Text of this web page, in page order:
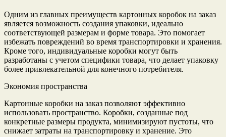
Одним из главных преимуществ картонных коробок на заказ
является возможность создания упаковки, идеально
соответствующей размерам и форме товара. Это помогает
избежать повреждений во время транспортировки и хранения.
Кроме того, индивидуальные коробки могут быть
разработаны с учетом специфики товара, что делает упаковку
более привлекательной для конечного потребителя.
Экономия пространства
Картонные коробки на заказ позволяют эффективно
использовать пространство. Коробки, созданные под
конкретные размеры продукта, минимизируют пустоты, что
снижает затраты на транспортировку и хранение. Это